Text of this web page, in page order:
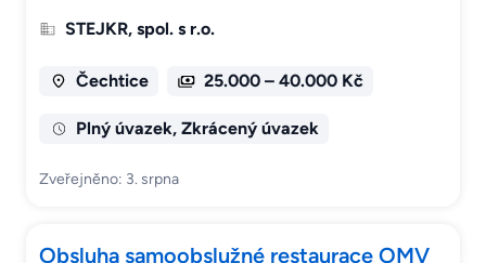
STEJKR, spol. s r.o.
Čechtice 25.000 – 40.000 Kč
Plný úvazek, Zkrácený úvazek
Zveřejněno: 3. srpna
Obsluha samoobslužné restaurace OMV